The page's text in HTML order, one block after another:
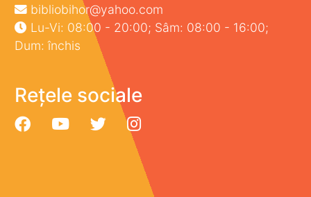
bibliobihor@yahoo.com
Lu-Vi: 08:00 - 20:00; Sâm: 08:00 - 16:00;
Dum: închis
Rețele sociale